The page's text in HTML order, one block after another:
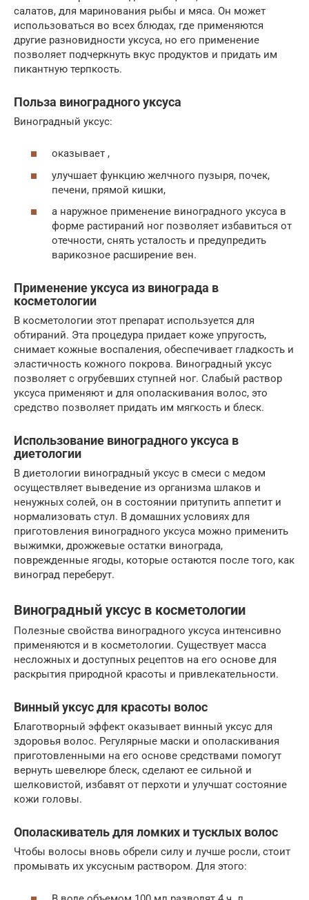
салатов, для маринования рыбы и мяса. Он может
использоваться во всех блюдах, где применяются
другие разновидности уксуса, но его применение
позволяет подчеркнуть вкус продуктов и придать им
пикантную терпкость.
Польза виноградного уксуса
Виноградный уксус:
оказывает ,
улучшает функцию желчного пузыря, почек,
печени, прямой кишки,
а наружное применение виноградного уксуса в
форме растираний ног позволяет избавиться от
отечности, снять усталость и предупредить
варикозное расширение вен.
Применение уксуса из винограда в
косметологии
В косметологии этот препарат используется для
обтираний. Эта процедура придает коже упругость,
снимает кожные воспаления, обеспечивает гладкость и
эластичность кожного покрова. Виноградный уксус
позволяет с огрубевших ступней ног. Слабый раствор
уксуса применяют и для ополаскивания волос, это
средство позволяет придать им мягкость и блеск.
Использование виноградного уксуса в
диетологии
В диетологии виноградный уксус в смеси с медом
осуществляет выведение из организма шлаков и
ненужных солей, он в состоянии притупить аппетит и
нормализовать стул. В домашних условиях для
приготовления виноградного уксуса можно применить
выжимки, дрожжевые остатки винограда,
поврежденные ягоды, которые остаются после того, как
виноград переберут.
Виноградный уксус в косметологии
Полезные свойства виноградного уксуса интенсивно
применяются и в косметологии. Существует масса
несложных и доступных рецептов на его основе для
раскрытия природной красоты и привлекательности.
Винный уксус для красоты волос
Благотворный эффект оказывает винный уксус для
здоровья волос. Регулярные маски и ополаскивания
приготовленными на его основе средствами помогут
вернуть шевелюре блеск, сделают ее сильной и
шелковистой, избавят от перхоти и улучшат состояние
кожи головы.
Ополаскиватель для ломких и тусклых волос
Чтобы волосы вновь обрели силу и лучше росли, стоит
промывать их уксусным раствором. Для этого: